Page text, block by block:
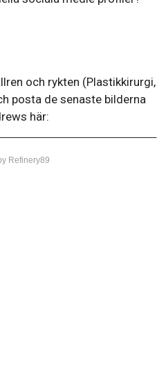
och rykten (Plastikkirurgi,
posta de senaste bilderna
här:
Refinery89